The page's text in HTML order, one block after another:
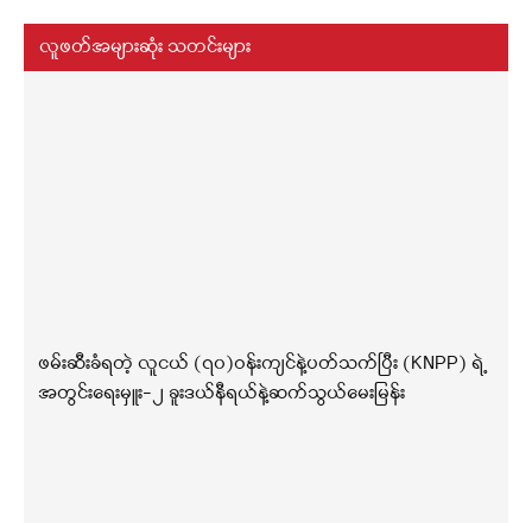
လူဖတ်အများဆုံး သတင်းများ
ဖမ်းဆီးခံရတဲ့ လူငယ် (၇၀)ဝန်းကျင်နဲ့ပတ်သက်ပြီး (KNPP) ရဲ့
အတွင်းရေးမှူး-၂ ခူးဒယ်နီရယ်နဲ့ဆက်သွယ်မေးမြန်း